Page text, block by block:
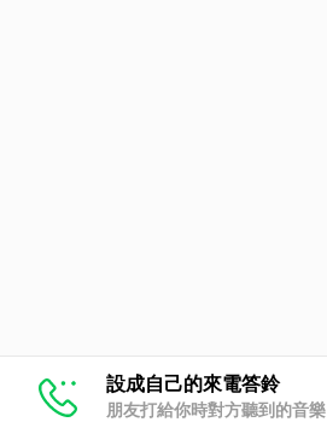
設成自己的來電答鈴
朋友打給你時對方聽到的音樂